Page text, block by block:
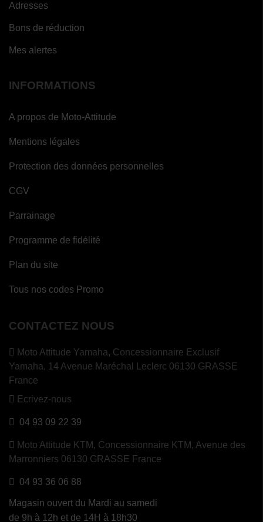
Adresses
Bons de réduction
Mes alertes
INFORMATIONS
A propos de Moto-Attitude
Mentions légales
Protection des données personnelles
CGV
Parrainage
Programme de fidélité
Plan du site
Tous nos codes Promo
CONTACTEZ NOUS
Moto Attitude Yamaha, Concessionnaire Exclusif
Yamaha, 14 Avenue Maréchal Leclerc 06130 GRASSE
France
Ecrivez-nous
04 93 09 22 39
Moto Attitude KTM, Concessionnaire KTM, Avenue des
Marronniers 06130 GRASSE France
04 93 36 06 88
Magasin ouvert du Mardi au samedi
de 9h à 12h et de 14H à 18h30